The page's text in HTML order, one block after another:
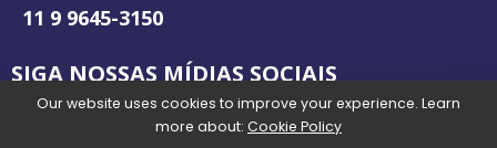
11 9 9645-3150
SIGA NOSSAS MÍDIAS SOCIAIS
Our website uses cookies to improve your experience. Learn
more about: Cookie Policy